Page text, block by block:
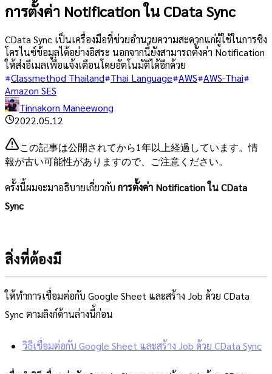
การตั้งค่า Notification ใน CData Sync
CData Sync เป็นเครื่องมือที่ช่วยอำนวยความสะดวกแก่ผู้ใช้ในการซิง
โครไนซ์ข้อมูลได้อย่างอิสระ นอกจากนี้ยังสามารถตั้งค่า Notification
ให้ส่งอีเมลเพื่อแจ้งเตือนโดยอัตโนมัติได้อีกด้วย
Classmethod Thailand Thai Language AWS AWS-Thai
Amazon SES
Tinnakorn Maneewong
2022.05.12
この記事は公開されてから1年以上経過しています。情
報が古い可能性がありますので、ご注意ください。
ครั้งนี้ผมจะมาอธิบายเกี่ยวกับ การตั้งค่า Notification ใน CData
Sync
สิ่งที่ต้องมี
ให้ทำการเชื่อมต่อกับ Google Sheet และสร้าง Job ด้วย CData
Sync ตามลิงก์ด้านล่างนี้ก่อน
วิธีเชื่อมต่อกับ Google Sheet และสร้าง Job ด้วย CData Sync